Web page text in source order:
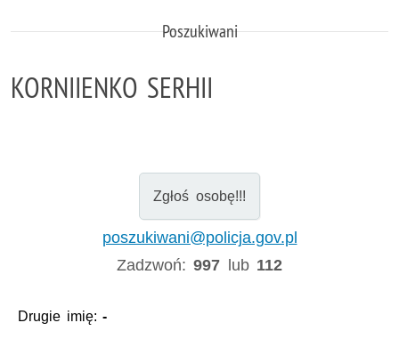
Poszukiwani
KORNIIENKO SERHII
Zgłoś osobę!!!
poszukiwani@policja.gov.pl
Zadzwoń:997 lub 112
Drugie imię:-